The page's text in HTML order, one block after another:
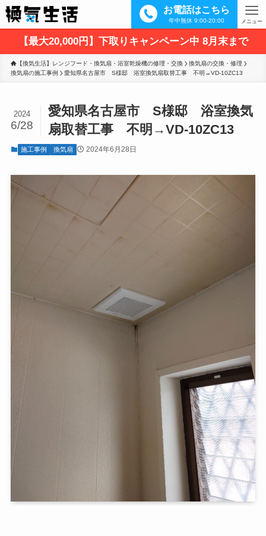
お電話はこちら
年中無休 9:00-20:00 メニュー
【最大20,000円】下取りキャンペーン中 8月末まで
【換気生活】レンジフード・換気扇・浴室乾燥機の修理・交換
換気扇の交換・修理
換気扇の施工事例
愛知県名古屋市　S様邸　浴室換気扇取替工事　不明→VD-10ZC13
愛知県名古屋市 S様邸 浴室換気
扇取替工事 不明→VD-10ZC13
2024
6/28
施工事例 換気扇 2024年6月28日